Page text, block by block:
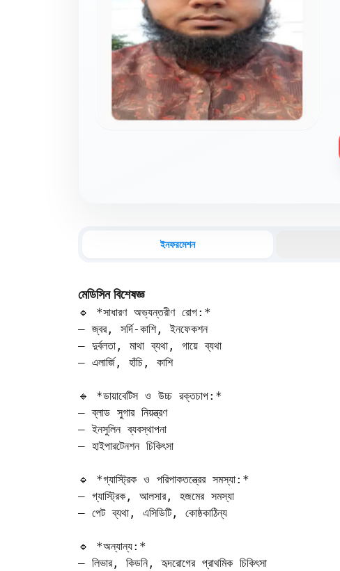
ইনফরমেশন
মেডিসিন বিশেষজ্ঞ
🔹 *সাধারণ অভ্যন্তরীণ রোগ:*
– জ্বর, সর্দি-কাশি, ইনফেকশন
– দুর্বলতা, মাথা ব্যথা, গায়ে ব্যথা
– এলার্জি, হাঁচি, কাশি
🔹 *ডায়াবেটিস ও উচ্চ রক্তচাপ:*
– ব্লাড সুগার নিয়ন্ত্রণ
– ইনসুলিন ব্যবস্থাপনা
– হাইপারটেনশন চিকিৎসা
🔹 *গ্যাস্ট্রিক ও পরিপাকতন্ত্রের সমস্যা:*
– গ্যাস্ট্রিক, আলসার, হজমের সমস্যা
– পেট ব্যথা, এসিডিটি, কোষ্ঠকাঠিন্য
🔹 *অন্যান্য:*
– লিভার, কিডনি, হৃদরোগের প্রাথমিক চিকিৎসা